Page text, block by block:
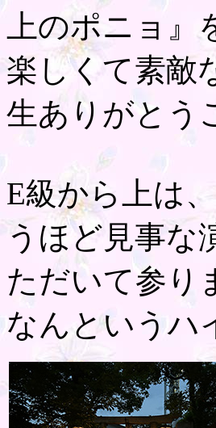
上のポニョ
楽しくて素敵
生ありがとう
E級から上は
うほど見事な
ただいて参り
なんというハ